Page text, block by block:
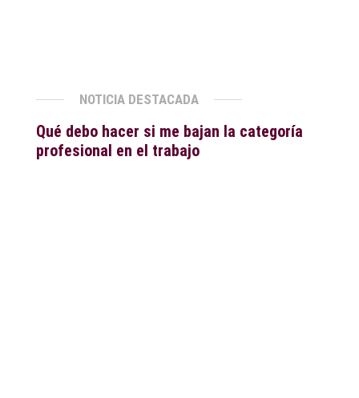
NOTICIA DESTACADA
Qué debo hacer si me bajan la categoría
profesional en el trabajo